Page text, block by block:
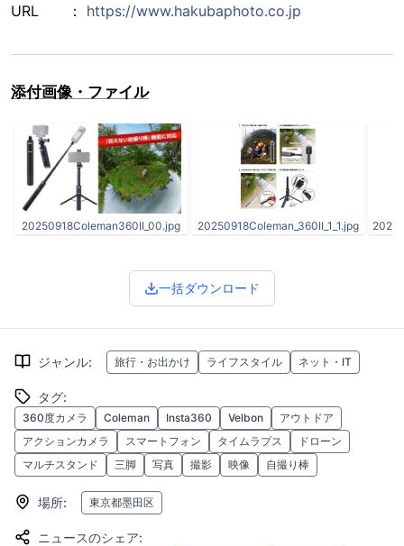
URL ： https://www.hakubaphoto.co.jp
添付画像・ファイル
20250918Coleman360II_00.jpg 20250918Coleman_360II_1_1.jpg
一括ダウンロード
ジャンル: 旅行・お出かけ ライフスタイル ネット・IT
タグ:
360度カメラ Coleman Insta360 Velbon
アウトドア
アクションカメラ
スマートフォン タイムラプス
ドローン
マルチスタンド
三脚 写真 撮影 映像 自撮り棒
場所: 東京都墨田区
ニュースのシェア: